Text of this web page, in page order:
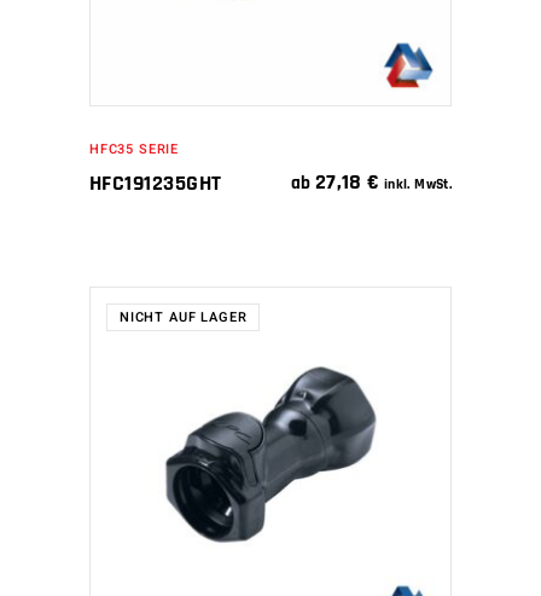
HFC35 SERIE
HFC191235GHT ab 27,18€ inkl. MwSt.
NICHT AUF LAGER
WEITERLESEN